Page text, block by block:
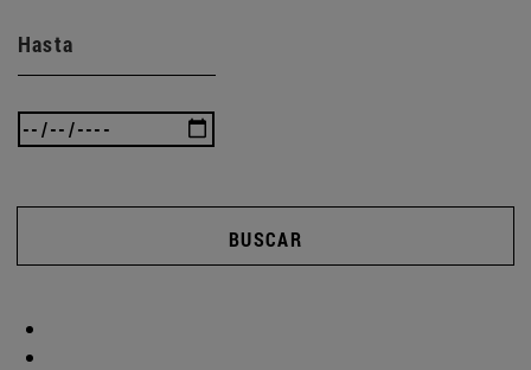
Hasta
BUSCAR